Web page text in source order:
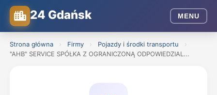
24 Gdańsk MENU
Strona główna › Firmy › Pojazdy i środki transportu
›
"AHB" SERVICE SPÓŁKA Z OGRANICZONĄ ODPOWIEDZIAL...